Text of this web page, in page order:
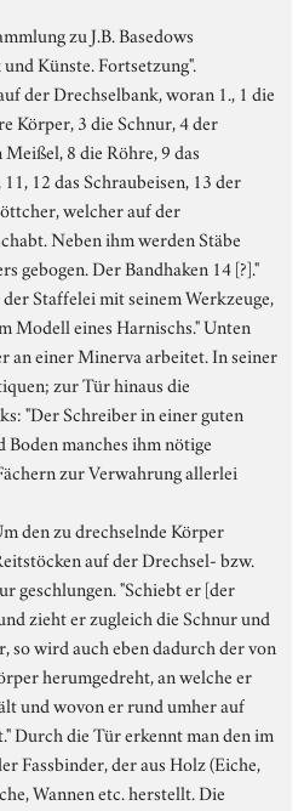
zu J.B. Basedows
Künste. Fortsetzung".
der Drechselbank, woran 1., 1 die
Körper, 3 die Schnur, 4 der
8 die Röhre, 9 das
12 das Schraubeisen, 13 der
welcher auf der
Neben ihm werden Stäbe
gebogen. Der Bandhaken 14 [?]."
Staffelei mit seinem Werkzeuge,
Modell eines Harnischs." Unten
an einer Minerva arbeitet. In seiner
zur Tür hinaus die
"Der Schreiber in einer guten
manches ihm nötige
zur Verwahrung allerlei
den zu drechselnde Körper
auf der Drechsel- bzw.
geschlungen. "Schiebt er [der
zieht er zugleich die Schnur und
so wird auch eben dadurch der von
herumgedreht, an welche er
und wovon er rund umher auf
Durch die Tür erkennt man den im
Fassbinder, der aus Holz (Eiche,
Wannen etc. herstellt. Die